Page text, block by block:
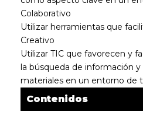
Colaborativo
Utilizar herramientas que
Creativo
Utilizar TIC que favorecen y
la búsqueda de información y
materiales en un entorno de
Contenidos